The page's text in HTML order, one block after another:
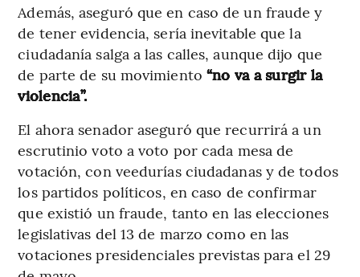
Además, aseguró que en caso de un fraude y
de tener evidencia, sería inevitable que la
ciudadanía salga a las calles, aunque dijo que
de parte de su movimiento “no va a surgir la
violencia”.
El ahora senador aseguró que recurrirá a un
escrutinio voto a voto por cada mesa de
votación, con veedurías ciudadanas y de todos
los partidos políticos, en caso de confirmar
que existió un fraude, tanto en las elecciones
legislativas del 13 de marzo como en las
votaciones presidenciales previstas para el 29